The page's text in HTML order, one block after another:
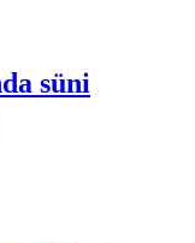
süni